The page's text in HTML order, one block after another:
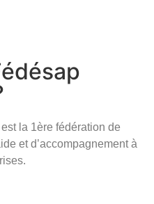
la 1ère fédération de
et d’accompagnement à